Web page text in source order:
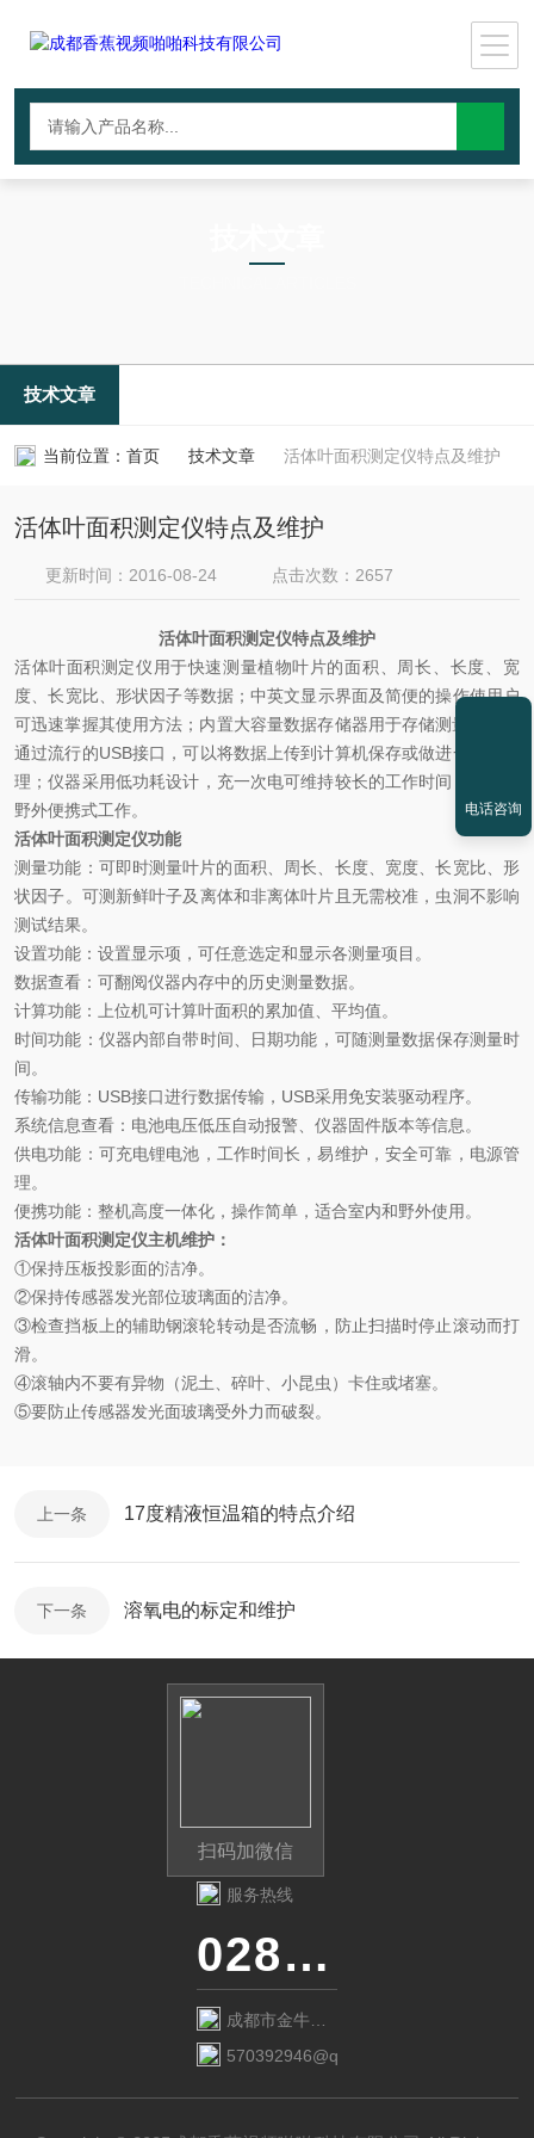
技术文章
当前位置： 首页 技术文章 活体叶面积测定仪特点及维护
活体叶面积测定仪特点及维护
更新时间：2016-08-24 点击次数：2657
活体叶面积测定仪特点及维护
活体叶面积测定仪用于快速测量植物叶片的面积、周长、长度、宽
度、长宽比、形状因子等数据；中英文显示界面及简便的操作使用户
可迅速掌握其使用方法；内置大容量数据存储器用于存储测量数据，
通过流行的USB接口，可以将数据上传到计算机保存或做进一步的处
理；仪器采用低功耗设计，充一次电可维持较长的工作时间，适用于
野外便携式工作。
活体叶面积测定仪功能
测量功能：可即时测量叶片的面积、周长、长度、宽度、长宽比、形
状因子。可测新鲜叶子及离体和非离体叶片且无需校准，虫洞不影响
测试结果。
设置功能：设置显示项，可任意选定和显示各测量项目。
数据查看：可翻阅仪器内存中的历史测量数据。
计算功能：上位机可计算叶面积的累加值、平均值。
时间功能：仪器内部自带时间、日期功能，可随测量数据保存测量时
间。
传输功能：USB接口进行数据传输，USB采用免安装驱动程序。
系统信息查看：电池电压低压自动报警、仪器固件版本等信息。
供电功能：可充电锂电池，工作时间长，易维护，安全可靠，电源管
理。
便携功能：整机高度一体化，操作简单，适合室内和野外使用。
活体叶面积测定仪主机维护：
①保持压板投影面的洁净。
②保持传感器发光部位玻璃面的洁净。
③检查挡板上的辅助钢滚轮转动是否流畅，防止扫描时停止滚动而打
滑。
④滚轴内不要有异物（泥土、碎叶、小昆虫）卡住或堵塞。
⑤要防止传感器发光面玻璃受外力而破裂。
上一条 17度精液恒温箱的特点介绍
下一条 溶氧电的标定和维护
扫码加微信
服务热线
028-87741718
成都市金牛区
金府路799号1
570392946@qq.com
电话咨询